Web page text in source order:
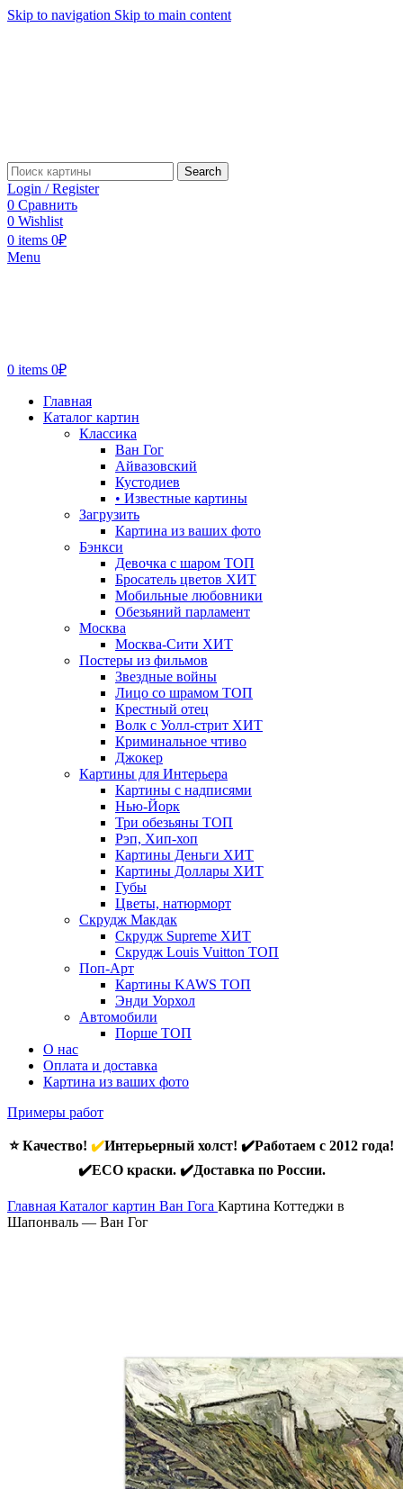
Skip to navigation Skip to main content
Search
Login / Register
0 Сравнить
0 Wishlist
0 items 0₽
Menu
0 items 0₽
Главная
Каталог картин
Классика
Ван Гог
Айвазовский
Кустодиев
• Известные картины
Загрузить
Картина из ваших фото
Бэнкси
Девочка с шаром ТОП
Бросатель цветов ХИТ
Мобильные любовники
Обезьяний парламент
Москва
Москва-Сити ХИТ
Постеры из фильмов
Звездные войны
Лицо со шрамом ТОП
Крестный отец
Волк с Уолл-стрит ХИТ
Криминальное чтиво
Джокер
Картины для Интерьера
Картины с надписями
Нью-Йорк
Три обезьяны ТОП
Рэп, Хип-хоп
Картины Деньги ХИТ
Картины Доллары ХИТ
Губы
Цветы, натюрморт
Скрудж Макдак
Скрудж Supreme ХИТ
Скрудж Louis Vuitton ТОП
Поп-Арт
Картины KAWS ТОП
Энди Уорхол
Автомобили
Порше ТОП
О нас
Оплата и доставка
Картина из ваших фото
Примеры работ
⭐ Качество! ✔️Интерьерный холст! ✔️Работаем с 2012 года!
✔️ECO краски. ✔️Доставка по России.
Главная Каталог картин Ван Гога Картина Коттеджи в
Шапонваль — Ван Гог